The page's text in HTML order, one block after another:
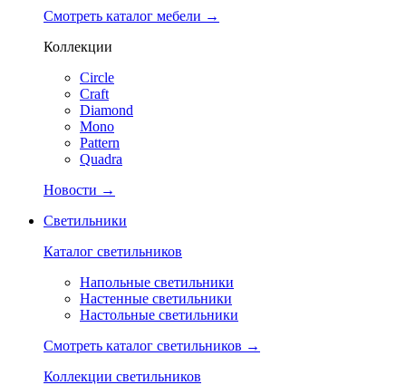
Смотреть каталог мебели →
Коллекции
Circle
Craft
Diamond
Mono
Pattern
Quadra
Новости →
Светильники
Каталог светильников
Напольные светильники
Настенные светильники
Настольные светильники
Смотреть каталог светильников →
Коллекции светильников